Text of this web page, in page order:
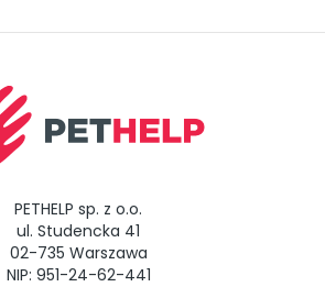
PETHELP sp. z o.o.
ul. Studencka 41
02-735 Warszawa
NIP: 951-24-62-441